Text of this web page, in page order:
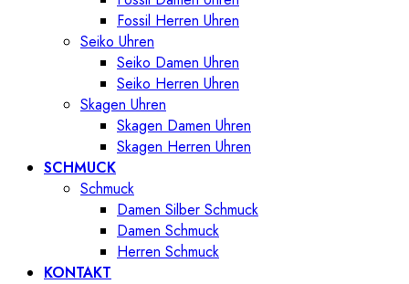
Fossil Herren Uhren
Seiko Uhren
Seiko Damen Uhren
Seiko Herren Uhren
Skagen Uhren
Skagen Damen Uhren
Skagen Herren Uhren
SCHMUCK
Schmuck
Damen Silber Schmuck
Damen Schmuck
Herren Schmuck
KONTAKT